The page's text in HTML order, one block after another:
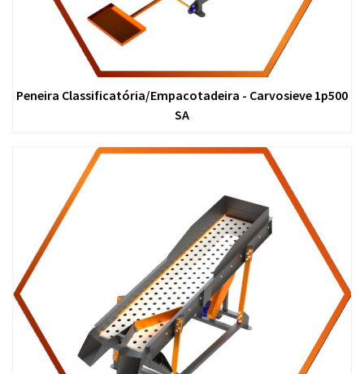
Peneira Classificatória/Empacotadeira - Carvosieve 1p500
SA